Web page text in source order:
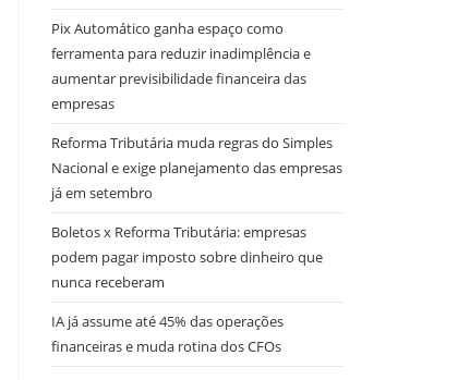
Pix Automático ganha espaço como
ferramenta para reduzir inadimplência e
aumentar previsibilidade financeira das
empresas
Reforma Tributária muda regras do Simples
Nacional e exige planejamento das empresas
já em setembro
Boletos x Reforma Tributária: empresas
podem pagar imposto sobre dinheiro que
nunca receberam
IA já assume até 45% das operações
financeiras e muda rotina dos CFOs